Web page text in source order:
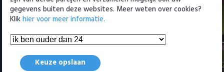
Samenvatting PSV- Fortuna
Sittard 2-2
8 augustus 2026 22:21 8 augustus
gegevens buiten deze websites. Meer weten over cookies?
Klikhier voor meer informatie.
Keuze opslaan